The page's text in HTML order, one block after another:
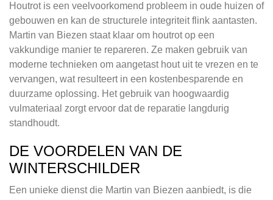
Houtrot is een veelvoorkomend probleem in oude huizen of
gebouwen en kan de structurele integriteit flink aantasten.
Martin van Biezen staat klaar om houtrot op een
vakkundige manier te repareren. Ze maken gebruik van
moderne technieken om aangetast hout uit te vrezen en te
vervangen, wat resulteert in een kostenbesparende en
duurzame oplossing. Het gebruik van hoogwaardig
vulmateriaal zorgt ervoor dat de reparatie langdurig
standhoudt.
DE VOORDELEN VAN DE
WINTERSCHILDER
Een unieke dienst die Martin van Biezen aanbiedt, is die